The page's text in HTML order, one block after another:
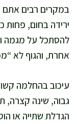
במקרים רבים אתם
ירידה בחום, פחות
להסתכל על מגמה
אחרת, והגוף לא
עיכוב בהחלמה
גבוה, שינה קצרה,
הגדלת שתייה או